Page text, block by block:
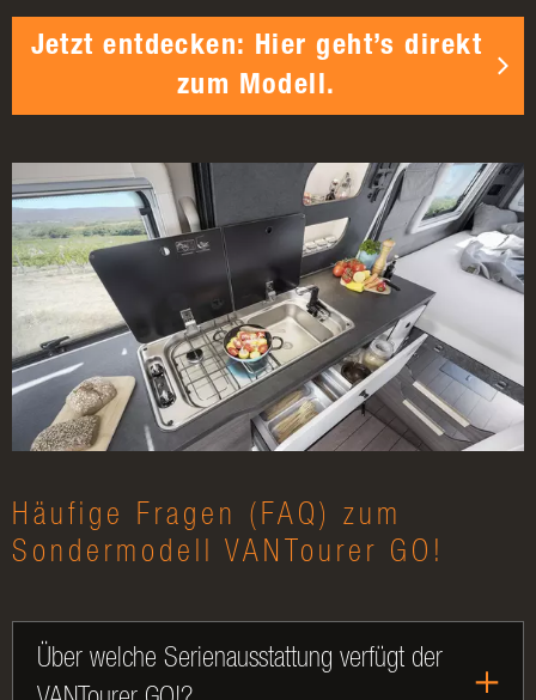
Jetzt entdecken: Hier geht’s direkt
zum Modell.
Häufige Fragen (FAQ) zum
Sondermodell VANTourer GO!
Über welche Serienausstattung verfügt der